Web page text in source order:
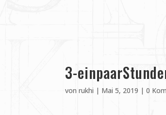
3-
vonrukhi | Mai 5, 2019 |0